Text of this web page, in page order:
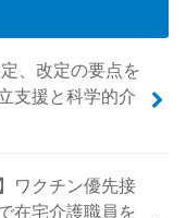
、改定の要点を
支援と科学的介
ワクチン優先接
在宅介護職員を